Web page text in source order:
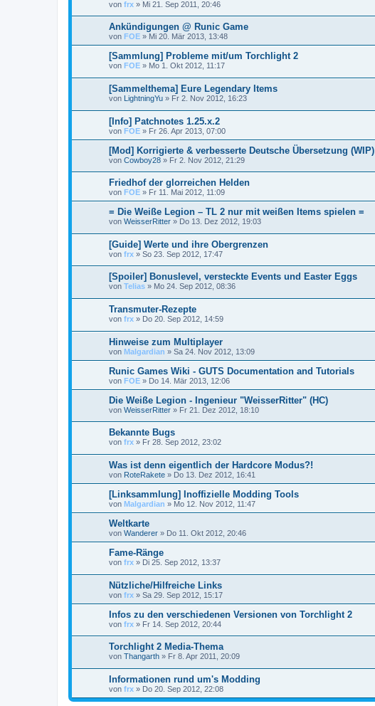
von frx » Mi 21. Sep 2011, 20:46
Ankündigungen @ Runic Game
von FOE » Mi 20. Mär 2013, 13:48
[Sammlung] Probleme mit/um Torchlight 2
von FOE » Mo 1. Okt 2012, 11:17
[Sammelthema] Eure Legendary Items
von LightningYu » Fr 2. Nov 2012, 16:23
[Info] Patchnotes 1.25.x.2
von FOE » Fr 26. Apr 2013, 07:00
[Mod] Korrigierte & verbesserte Deutsche Übersetzung (WIP)
von Cowboy28 » Fr 2. Nov 2012, 21:29
Friedhof der glorreichen Helden
von FOE » Fr 11. Mai 2012, 11:09
= Die Weiße Legion – TL 2 nur mit weißen Items spielen =
von WeisserRitter » Do 13. Dez 2012, 19:03
[Guide] Werte und ihre Obergrenzen
von frx » So 23. Sep 2012, 17:47
[Spoiler] Bonuslevel, versteckte Events und Easter Eggs
von Telias » Mo 24. Sep 2012, 08:36
Transmuter-Rezepte
von frx » Do 20. Sep 2012, 14:59
Hinweise zum Multiplayer
von Malgardian » Sa 24. Nov 2012, 13:09
Runic Games Wiki - GUTS Documentation and Tutorials
von FOE » Do 14. Mär 2013, 12:06
Die Weiße Legion - Ingenieur "WeisserRitter" (HC)
von WeisserRitter » Fr 21. Dez 2012, 18:10
Bekannte Bugs
von frx » Fr 28. Sep 2012, 23:02
Was ist denn eigentlich der Hardcore Modus?!
von RoteRakete » Do 13. Dez 2012, 16:41
[Linksammlung] Inoffizielle Modding Tools
von Malgardian » Mo 12. Nov 2012, 11:47
Weltkarte
von Wanderer » Do 11. Okt 2012, 20:46
Fame-Ränge
von frx » Di 25. Sep 2012, 13:37
Nützliche/Hilfreiche Links
von frx » Sa 29. Sep 2012, 15:17
Infos zu den verschiedenen Versionen von Torchlight 2
von frx » Fr 14. Sep 2012, 20:44
Torchlight 2 Media-Thema
von Thangarth » Fr 8. Apr 2011, 20:09
Informationen rund um's Modding
von frx » Do 20. Sep 2012, 22:08